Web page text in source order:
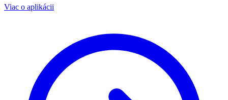
Viac o aplikácii